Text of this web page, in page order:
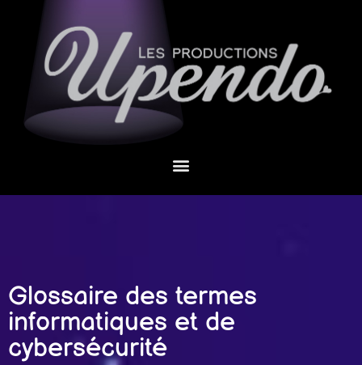
Glossaire des termes
informatiques et de
cybersécurité